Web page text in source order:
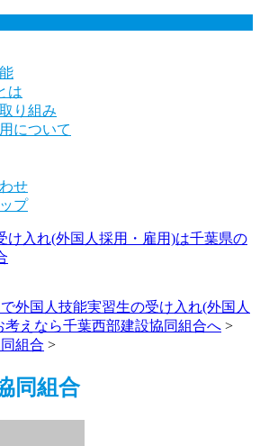
は
り組み
について
せ
プ
外国人技能実習生の受け入れ(外国人
考えなら千葉西部建設協同組合へ >
組合 >
同組合